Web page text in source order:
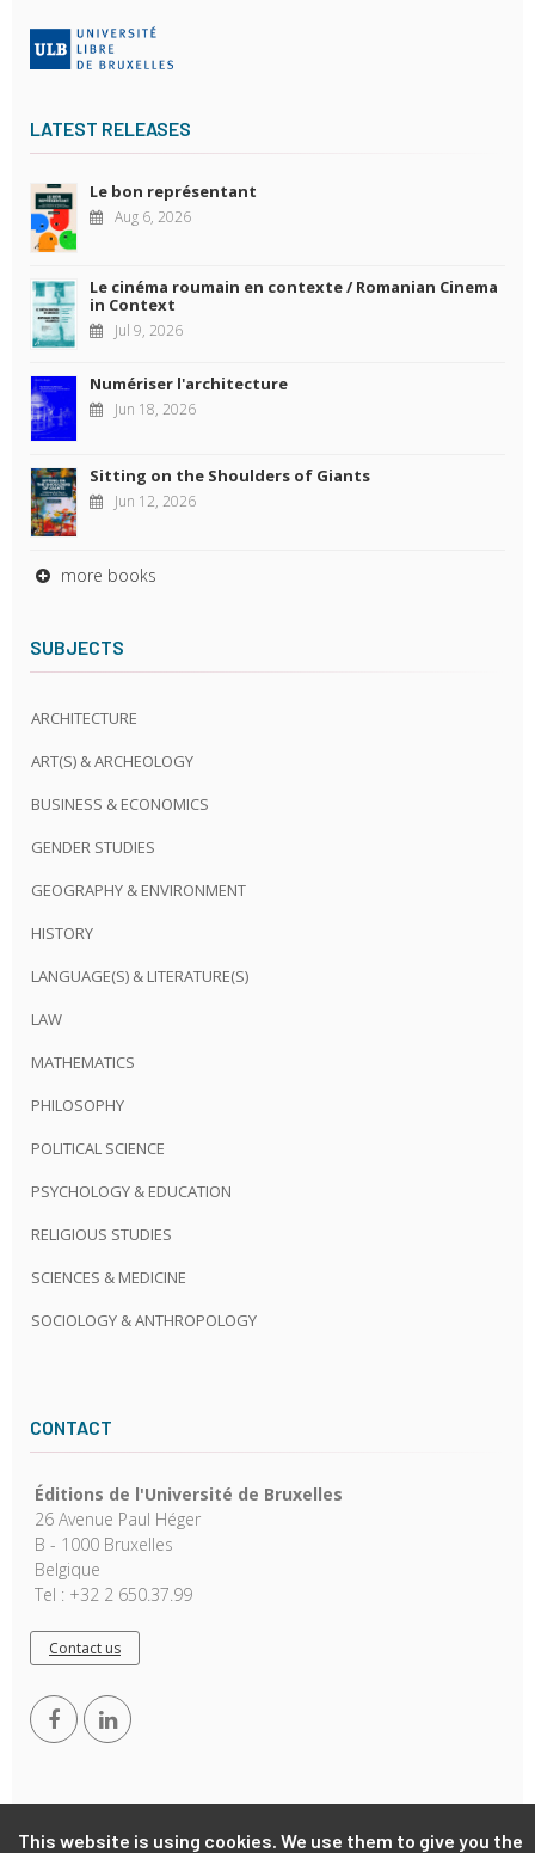
This website is using cookies. We use them to give you the
LATEST RELEASES
Le bon représentant
Aug 6, 2026
Le cinéma roumain en contexte / Romanian Cinema
in Context
Jul 9, 2026
Numériser l'architecture
Jun 18, 2026
Sitting on the Shoulders of Giants
Jun 12, 2026
more books
SUBJECTS
ARCHITECTURE
ART(S) & ARCHEOLOGY
BUSINESS & ECONOMICS
GENDER STUDIES
GEOGRAPHY & ENVIRONMENT
HISTORY
LANGUAGE(S) & LITERATURE(S)
LAW
MATHEMATICS
PHILOSOPHY
POLITICAL SCIENCE
PSYCHOLOGY & EDUCATION
RELIGIOUS STUDIES
SCIENCES & MEDICINE
SOCIOLOGY & ANTHROPOLOGY
CONTACT
Éditions de l'Université de Bruxelles
26 Avenue Paul Héger
B - 1000 Bruxelles
Belgique
Tel : +32 2 650.37.99
Contact us